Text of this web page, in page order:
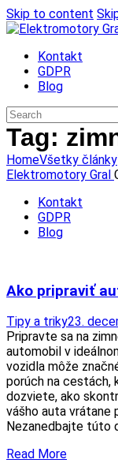
Skip to content
Kontakt
GDPR
Blog
Tag:
HomeVšetky články
Elektromotory Gral
Kontakt
GDPR
Blog
Ako pripraviť
Tipy a triky23.
Pripravte sa na
automobil v
vozidla môže
porúch na
dozviete, ako
vášho auta vrátane
Nezanedbajte túto
Read More